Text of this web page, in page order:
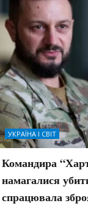
УКРАЇНА І СВІТ
Командира
намагалися
спрацювала